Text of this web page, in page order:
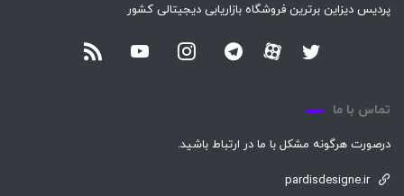
پردیس دیزاین برترین فروشگاه بازاریابی دیجیتالی کشور
تماس با ما
درصورت هرگونه مشکل با ما در ارتباط باشید.
pardisdesigne.ir